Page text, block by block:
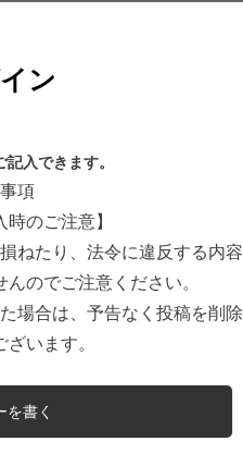
ン
入できます。
項
時のご注意】
ねたり、法令に違反する内容
のでご注意ください。
場合は、予告なく投稿を削除
います。
を書く